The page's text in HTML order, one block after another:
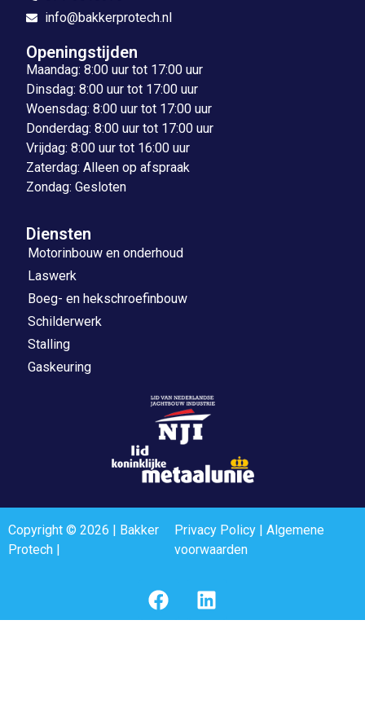
info@bakkerprotech.nl
Openingstijden
Maandag: 8:00 uur tot 17:00 uur
Dinsdag: 8:00 uur tot 17:00 uur
Woensdag: 8:00 uur tot 17:00 uur
Donderdag: 8:00 uur tot 17:00 uur
Vrijdag: 8:00 uur tot 16:00 uur
Zaterdag: Alleen op afspraak
Zondag: Gesloten
Diensten
Motorinbouw en onderhoud
Laswerk
Boeg- en hekschroefinbouw
Schilderwerk
Stalling
Gaskeuring
Copyright © 2026 | Bakker
Protech |
Privacy Policy| Algemene
voorwaarden